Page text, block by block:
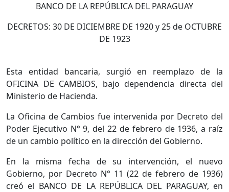
BANCO DE LA REPÚBLICA DEL PARAGUAY
DECRETOS: 30 DE DICIEMBRE DE 1920 y 25 de OCTUBRE
DE 1923
Esta entidad bancaria, surgió en reemplazo de la
OFICINA DE CAMBIOS, bajo dependencia directa del
Ministerio de Hacienda.
La Oficina de Cambios fue intervenida por Decreto del
Poder Ejecutivo N° 9, del 22 de febrero de 1936, a raíz
de un cambio político en la dirección del Gobierno.
En la misma fecha de su intervención, el nuevo
Gobierno, por Decreto N° 11 (22 de febrero de 1936)
creó el BANCO DE LA REPÚBLICA DEL PARAGUAY, en